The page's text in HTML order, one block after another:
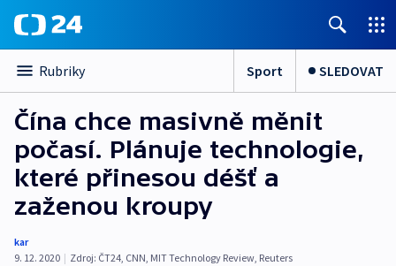
Rubriky Sport SLEDOVAT
Čína chce masivně měnit
počasí. Plánuje technologie,
které přinesou déšť a
zaženou kroupy
kar
9. 12. 2020 | Zdroj: ČT24, CNN, MIT Technology Review, Reuters